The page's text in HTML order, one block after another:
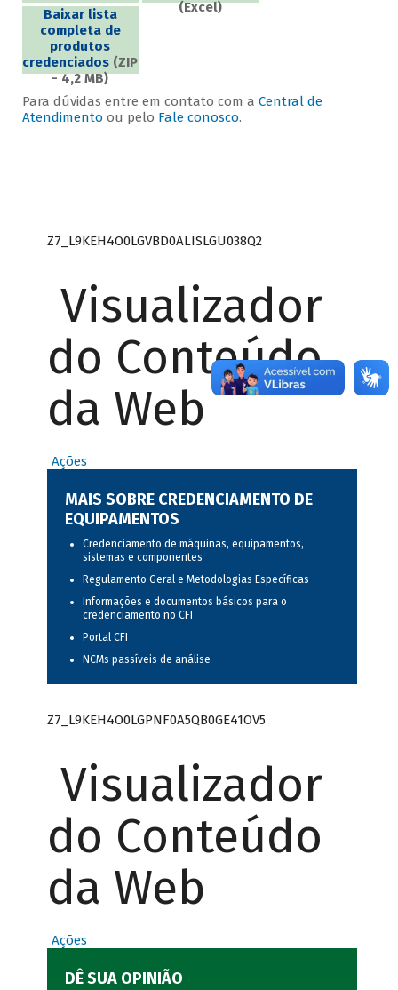
(Excel)
Baixar lista
completa de
produtos
credenciados (ZIP
- 4,2 MB)
Para dúvidas entre em contato com a Central de
Atendimento ou pelo Fale conosco.
Z7_L9KEH4O0LGVBD0ALISLGU038Q2
Visualizador
do Conteúdo
da Web
Ações
MAIS SOBRE CREDENCIAMENTO DE
EQUIPAMENTOS
Credenciamento de máquinas, equipamentos,
sistemas e componentes
Regulamento Geral e Metodologias Específicas
Informações e documentos básicos para o
credenciamento no CFI
Portal CFI
NCMs passíveis de análise
Z7_L9KEH4O0LGPNF0A5QB0GE41OV5
Visualizador
do Conteúdo
da Web
Ações
DÊ SUA OPINIÃO